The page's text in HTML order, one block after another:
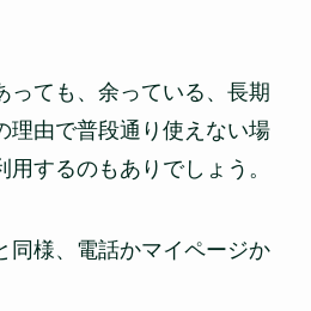
っても、余っている、長期
理由で普段通り使えない場
するのもありでしょう。
同様、電話かマイページか